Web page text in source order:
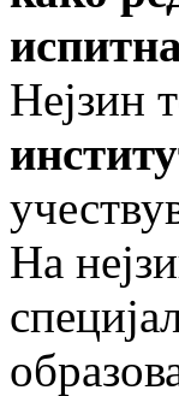
Нејзин
На